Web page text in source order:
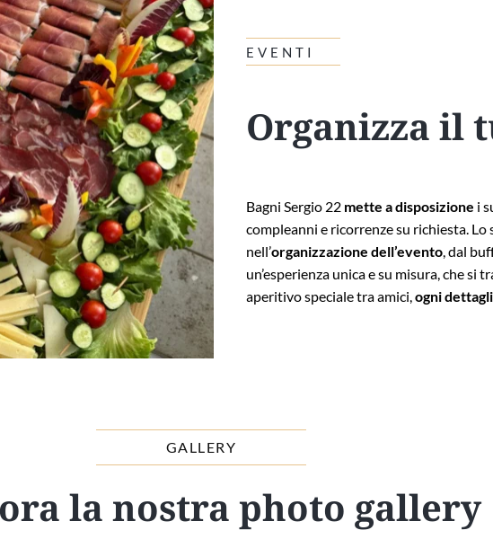
EVENTI
Organizza il
Bagni Sergio 22 mette a disposizione i
compleanni e ricorrenze su richiesta.
nell’organizzazione dell’evento, dal
un’esperienza unica e su misura, che
aperitivo speciale tra amici,ogni
GALLERY
la nostra photo gallery